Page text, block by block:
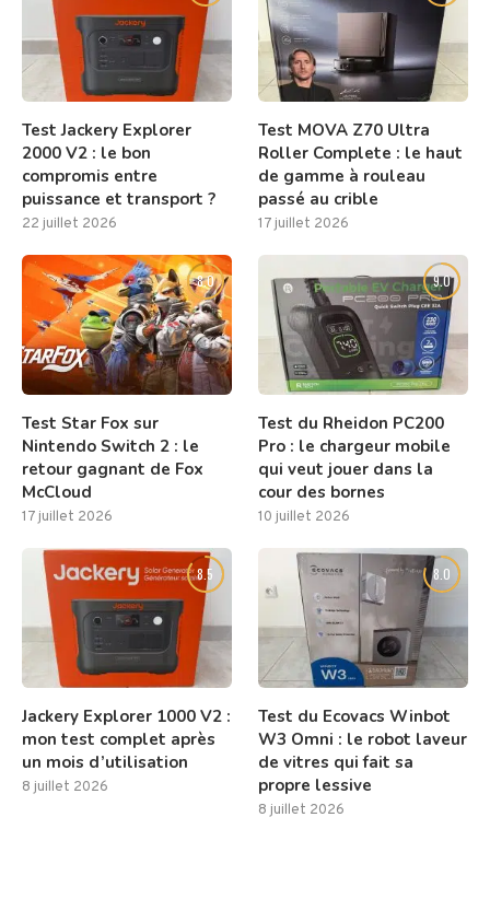
Test Jackery Explorer
2000 V2 : le bon
compromis entre
puissance et transport ?
22 juillet 2026
Test MOVA Z70 Ultra
Roller Complete : le haut
de gamme à rouleau
passé au crible
17 juillet 2026
8.0
Test Star Fox sur
Nintendo Switch 2 : le
retour gagnant de Fox
McCloud
17 juillet 2026
9.0
Test du Rheidon PC200
Pro : le chargeur mobile
qui veut jouer dans la
cour des bornes
10 juillet 2026
8.5
Jackery Explorer 1000 V2 :
mon test complet après
un mois d’utilisation
8 juillet 2026
8.0
Test du Ecovacs Winbot
W3 Omni : le robot laveur
de vitres qui fait sa
propre lessive
8 juillet 2026